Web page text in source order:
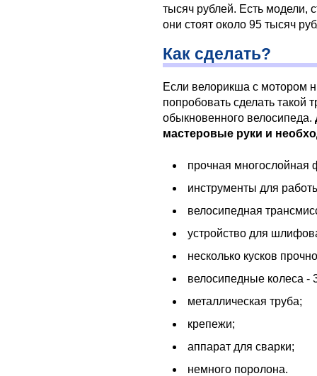
тысяч рублей. Есть модели,
они стоят около 95 тысяч
Как сделать?
Если велорикша с мотором
попробовать сделать такой
обыкновенного велосипеда.
мастеровые руки и
прочная многослойная
инструменты для
велосипедная
устройство для
несколько кусков
велосипедные колеса -
металлическая труба;
крепежи;
аппарат для сварки;
немного поролона.